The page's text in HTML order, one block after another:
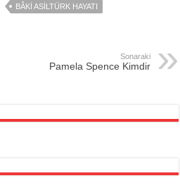
BÂKI ASILTÜRK HAYATI
Sonaraki
Pamela Spence Kimdir